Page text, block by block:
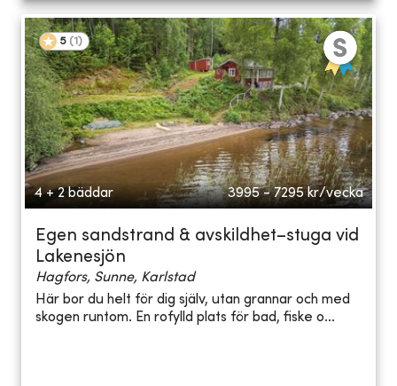
5 (1 )
4 + 2 bäddar 3995 - 7295 kr/vecka
Egen sandstrand & avskildhet–stuga vid
Lakenesjön
Hagfors, Sunne, Karlstad
Här bor du helt för dig själv, utan grannar och med
skogen runtom. En rofylld plats för bad, fiske o...